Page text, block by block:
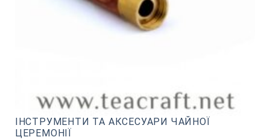
ІНСТРУМЕНТИ ТА АКСЕСУАРИ ЧАЙНОЇ
ЦЕРЕМОНІЇ